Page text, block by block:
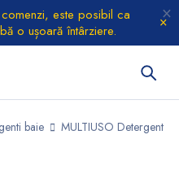
este posibil ca
o ușoară întârziere.
baie
MULTIUSO Detergent